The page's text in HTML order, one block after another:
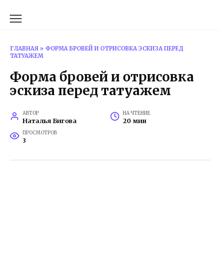
ГЛАВНАЯ » ФОРМА БРОВЕЙ И ОТРИСОВКА ЭСКИЗА ПЕРЕД
ТАТУАЖЕМ
Форма бровей и отрисовка
эскиза перед татуажем
АВТОР
Наталья Бигова
НА ЧТЕНИЕ
20 мин
ПРОСМОТРОВ
3